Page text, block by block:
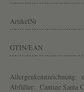
ArtikelNr
GTIN/EAN
Allergenkennzeichnung:
Abfüller: Cantine Santa